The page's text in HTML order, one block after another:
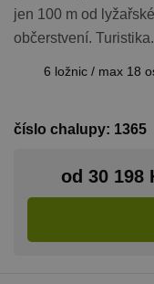
jen 100 m od
občerstvení. Turistika.
6 ložnic / max 18
číslo chalupy: 1365
od 30 198